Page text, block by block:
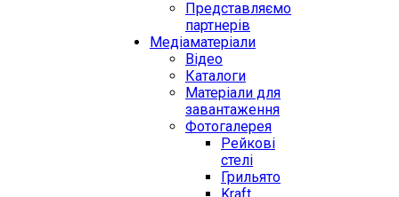
Представляємо
партнерів
Медіаматеріали
Відео
Каталоги
Матеріали для
завантаження
Фотогалерея
Рейкові
стелі
Грильято